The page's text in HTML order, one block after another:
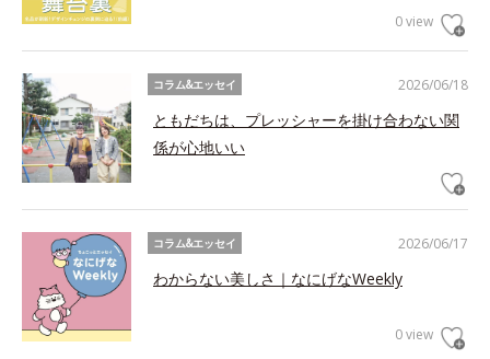
0 view
2026/06/18
コラム&エッセイ
ともだちは、プレッシャーを掛け合わない関
係が心地いい
2026/06/17
コラム&エッセイ
わからない美しさ｜なにげなWeekly
0 view